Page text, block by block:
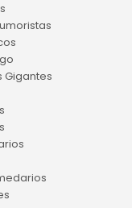
Gigantes